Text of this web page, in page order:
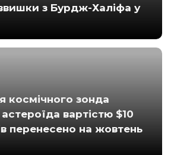
з Бурдж-Халіфа у
космічного зонда
вартістю $10
перенесено на жовтень